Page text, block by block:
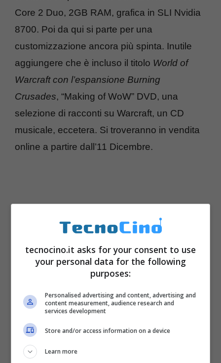
Core 2 Duo, 2GB RAM, grafica in SLI Nvidia
8700. Poi da qui si parte per una
customizzazione ancora più spinta. Inutile
aggiungere che è incluso il titolo World of
Warcraft con l’espansione Burning
Crusades, “Making of WoW” DVD, una
selezione di racconti su Warcraft, un CD
musicale, eccetera. Si troveranno in vendita
online a partire dall’11 Dicembre.
tecnocino.it asks for your consent to use
your personal data for the following
purposes:
Personalised advertising and content, advertising and
content measurement, audience research and
services development
Store and/or access information on a device
Learn more